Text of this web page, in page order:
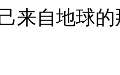
来自地球的